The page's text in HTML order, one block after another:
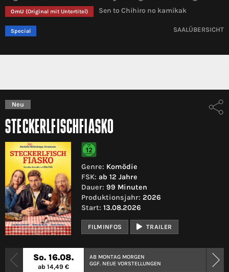
OmU (Original mit Untertitel) Sen to Chihiro no kamikak
Special SAALÜBERSICHT
Neu
STECKERLFISCHFIASKO
Genre: Komödie
FSK: ab 12 Jahre
Dauer: 99 Minuten
Produktionsjahr: 2026
Start: 13.08.2026
FILMINFOS TRAILER
So. 16.08.
ab 14,49 €
AB MONTAG MORGEN
GGF. NEUE VORSTELLUNGEN